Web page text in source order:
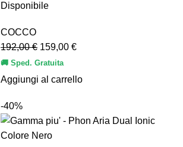
Disponibile
COCCO
192,00€ 159,00 €
🚚 Sped. Gratuita
Aggiungi al carrello
-40%